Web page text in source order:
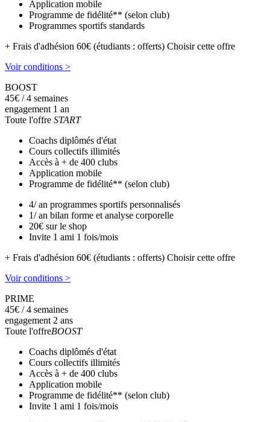
Application mobile
Programme de fidélité** (selon club)
Programmes sportifs standards
+ Frais d'adhésion 60€ (étudiants : offerts) Choisir cette offre
Voir conditions >
BOOST
45€ / 4 semaines
engagement 1 an
Toute l'offre START
Coachs diplômés d'état
Cours collectifs illimités
Accès à + de 400 clubs
Application mobile
Programme de fidélité** (selon club)
4/ an programmes sportifs personnalisés
1/ an bilan forme et analyse corporelle
20€ sur le shop
Invite 1 ami 1 fois/mois
+ Frais d'adhésion 60€ (étudiants : offerts) Choisir cette offre
Voir conditions >
PRIME
45€ / 4 semaines
engagement 2 ans
Toute l'offreBOOST
Coachs diplômés d'état
Cours collectifs illimités
Accès à + de 400 clubs
Application mobile
Programme de fidélité** (selon club)
Invite 1 ami 1 fois/mois